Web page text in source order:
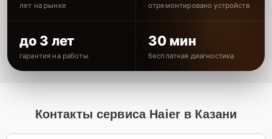
лет на рынке отремонтировано устройств
до 3 лет
гарантия на работы
30 мин
бесплатная диагностика
Контакты сервиса Haier в Казани